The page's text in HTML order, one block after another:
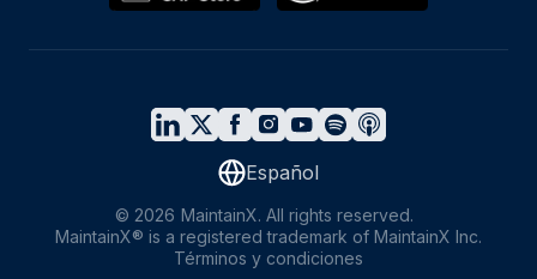
Español
© 2026 MaintainX. All rights reserved.
MaintainX® is a registered trademark of MaintainX Inc.
Términos y condiciones